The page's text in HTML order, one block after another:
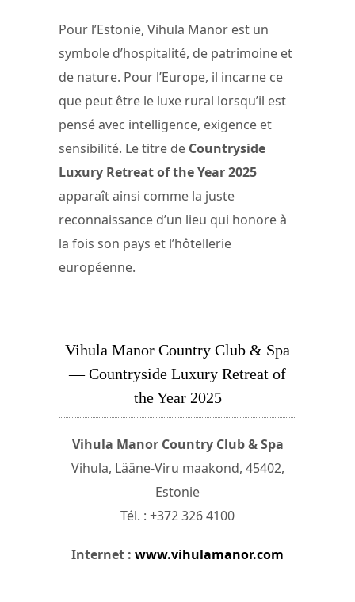
Pour l’Estonie, Vihula Manor est un
symbole d’hospitalité, de patrimoine et
de nature. Pour l’Europe, il incarne ce
que peut être le luxe rural lorsqu’il est
pensé avec intelligence, exigence et
sensibilité. Le titre de Countryside
Luxury Retreat of the Year 2025
apparaît ainsi comme la juste
reconnaissance d’un lieu qui honore à
la fois son pays et l’hôtellerie
européenne.
Vihula Manor Country Club & Spa
— Countryside Luxury Retreat of
the Year 2025
Vihula Manor Country Club & Spa
Vihula, Lääne-Viru maakond, 45402,
Estonie
Tél. : +372 326 4100
Internet : www.vihulamanor.com